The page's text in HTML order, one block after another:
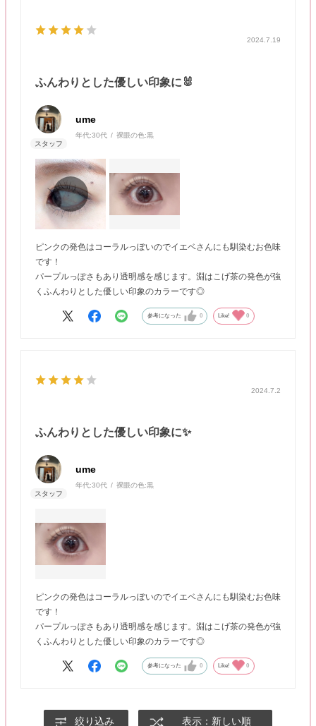
2024.7.19
ふんわりとした優しい印象に🐰
ume
年代:30代 裸眼の色:黒
ピンクの発色はコーラルっぽいのでイエベさんにも馴染むお色味
です！
パープルっぽさもあり透明感を感じます。淵はこげ茶の発色が強
くふんわりとした優しい印象のカラーです◎
参考になった 0 Like! 0
2024.7.2
ふんわりとした優しい印象に✨
ume
年代:30代 裸眼の色:黒
ピンクの発色はコーラルっぽいのでイエベさんにも馴染むお色味
です！
パープルっぽさもあり透明感を感じます。淵はこげ茶の発色が強
くふんわりとした優しい印象のカラーです◎
参考になった 0 Like! 0
絞り込み 表示：新しい順